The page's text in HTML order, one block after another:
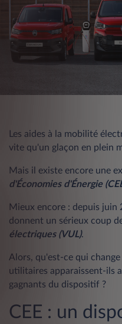
Les aides à la mobilité
vite qu'un glaçon en plein
Mais il existe encore une
d'Économies d'Énergie
Mieux encore : depuis juin
donnent un sérieux coup
électriques (VUL).
Alors, qu'est-ce qui
utilitaires apparaissent-ils
gagnants du dispositif ?
CEE : un